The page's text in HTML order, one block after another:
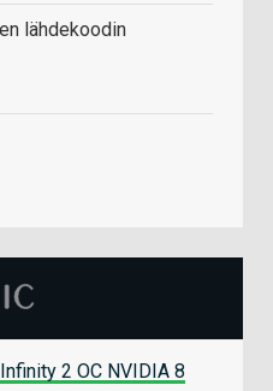
lähdekoodin
2 OC NVIDIA 8